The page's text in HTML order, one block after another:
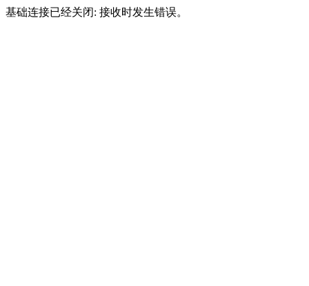
基础连接已经关闭: 接收时发生错误。